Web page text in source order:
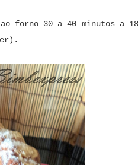
forno 30 a 40 minutos a